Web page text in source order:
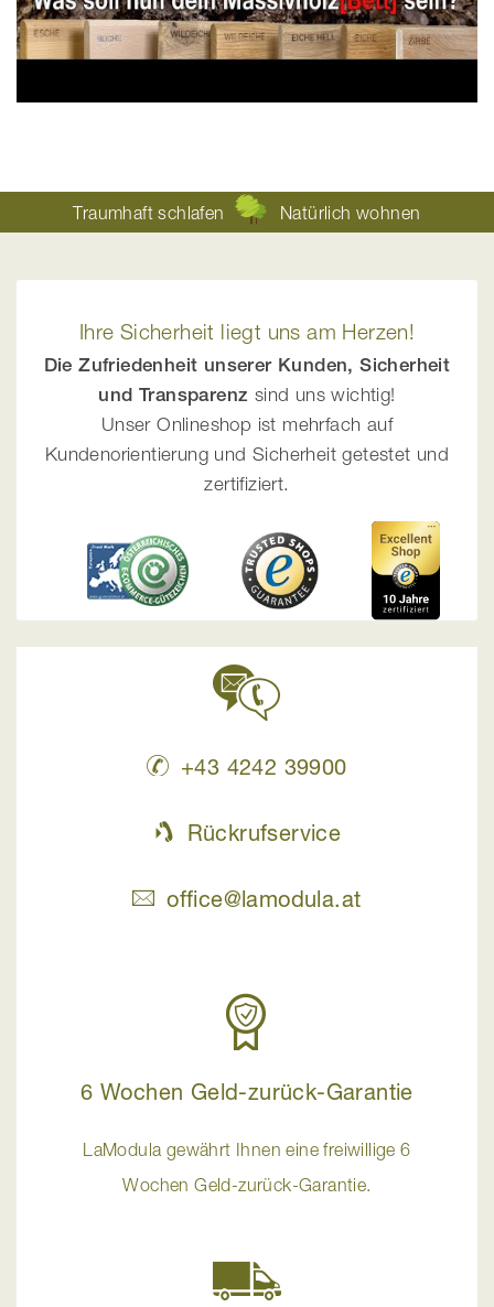
Traumhaft schlafen Natürlich wohnen
Ihre Sicherheit liegt uns am Herzen!
Die Zufriedenheit unserer Kunden, Sicherheit
und Transparenz sind uns wichtig!
Unser Onlineshop ist mehrfach auf
Kundenorientierung und Sicherheit getestet und
zertifiziert.
+43 4242 39900
Rückrufservice
office@lamodula.at
6 Wochen Geld-zurück-Garantie
LaModula gewährt Ihnen eine freiwillige 6
Wochen Geld-zurück-Garantie.